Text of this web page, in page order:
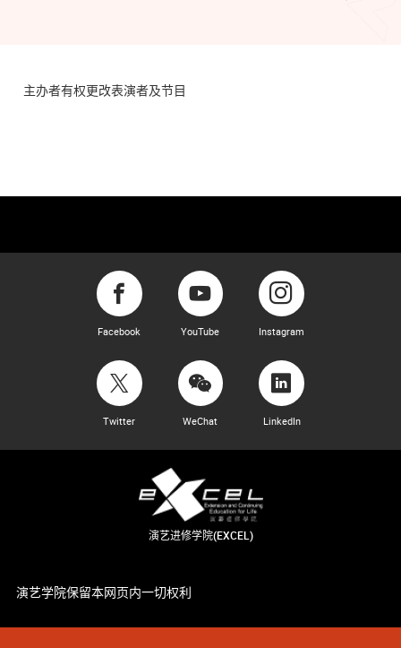
主办者有权更改表演者及节目
Facebook YouTube Instagram
Twitter WeChat LinkedIn
演艺进修学院(EXCEL)
演艺学院保留本网页内一切权利